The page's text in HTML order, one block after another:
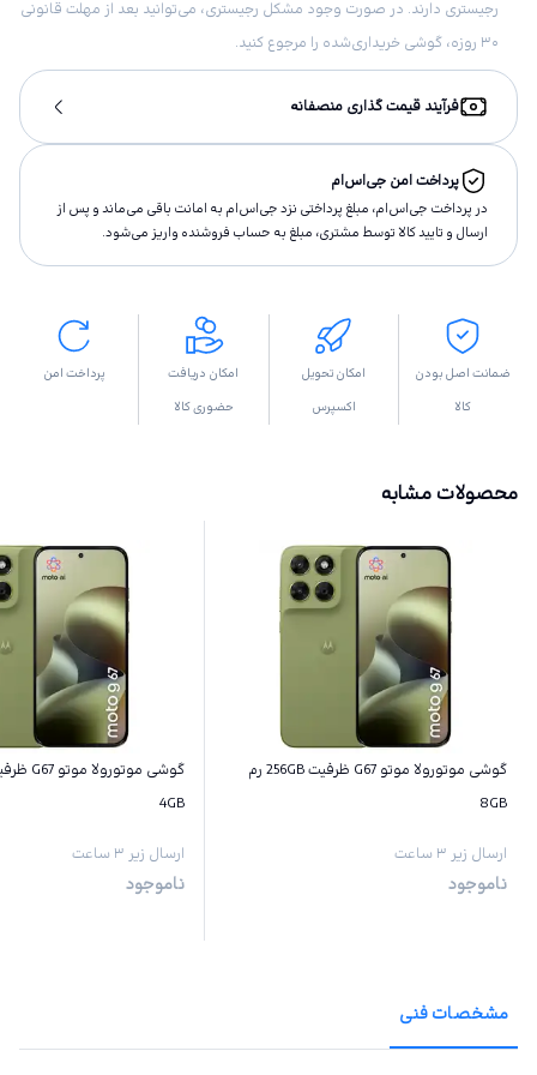
رجیستری دارند. در صورت وجود مشکل رجیستری، می‌توانید بعد از مهلت قانونی
۳۰ روزه، گوشی خریداری‌شده را مرجوع کنید.
فرآیند قیمت گذاری منصفانه
پرداخت امن جی‌اس‌ام
در پرداخت جی‌اس‌ام، مبلغ پرداختى نزد جی‌اس‌ام به امانت باقى مى‌ماند و پس از
ارسال و تاييد كالا توسط مشتری، مبلغ به حساب فروشنده واريز مى‌شود.
ضمانت اصل بودن
کالا
امکان تحویل
اکسپرس
امکان دریافت
حضوری کالا
پرداخت امن
محصولات مشابه
گوشی موتورولا موتو G67 ظرفیت 256GB رم
8GB
ارسال زیر ۳ ساعت
ناموجود
4GB
ارسال زیر ۳ ساعت
ناموجود
مشخصات فنی